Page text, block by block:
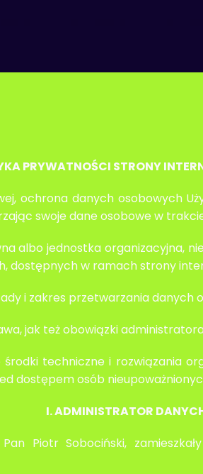
PRYWATNOŚCI STRONY
ochrona danych osobowych
swoje dane osobowe w
albo jednostka organizacyjna,
dostępnych w ramach strony
i zakres przetwarzania danych
jak też obowiązki
techniczne i rozwiązania
dostępem osób
I. ADMINISTRATOR
Piotr Sobociński,